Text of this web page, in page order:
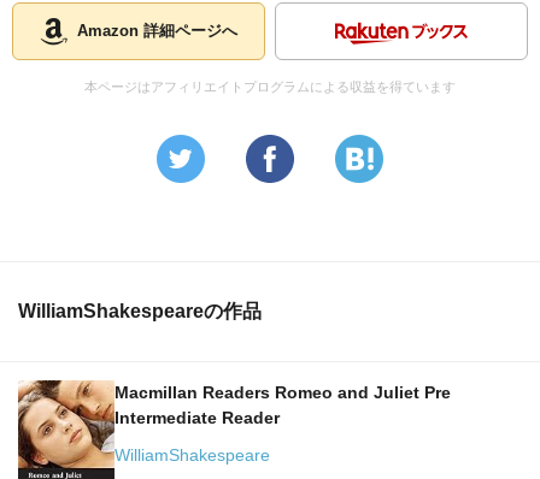
Amazon 詳細ページへ
本ページはアフィリエイトプログラムによる収益を得ています
WilliamShakespeareの作品
Macmillan Readers Romeo and Juliet Pre
Intermediate Reader
WilliamShakespeare